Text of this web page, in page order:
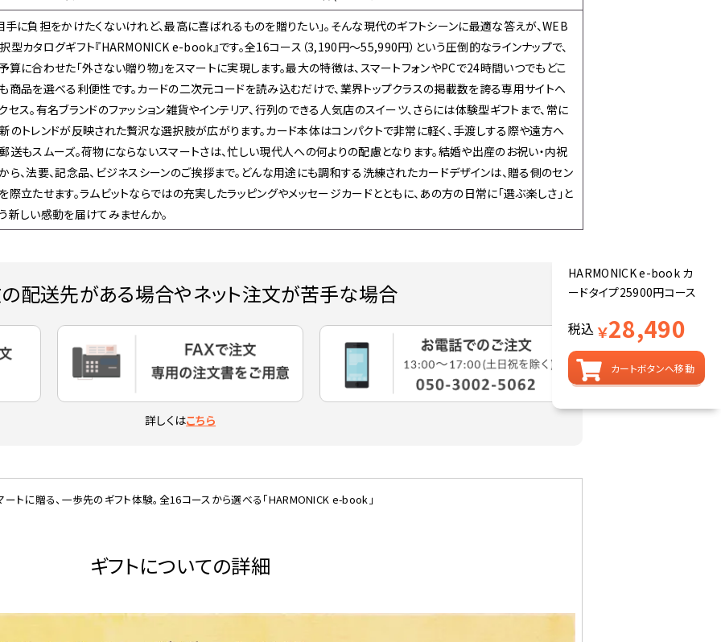
HARMONICK e-book カ
ードタイプ25900円コース
税込 ￥28,490
カートボタンへ移動
手に負担をかけたくないけれど、最高に喜ばれるものを贈りたい」。そんな現代のギフトシーンに最適な答えが、WEB
型カタログギフト『HARMONICK e-book』です。全16コース（3,190円～55,990円）という圧倒的なラインナップで、
算に合わせた「外さない贈り物」をスマートに実現します。最大の特徴は、スマートフォンやPCで24時間いつでもどこ
商品を選べる利便性です。カードの二次元コードを読み込むだけで、業界トップクラスの掲載数を誇る専用サイトへ
セス。有名ブランドのファッション雑貨やインテリア、行列のできる人気店のスイーツ、さらには体験型ギフトまで、常に
のトレンドが反映された贅沢な選択肢が広がります。カード本体はコンパクトで非常に軽く、手渡しする際や遠方へ
送もスムーズ。荷物にならないスマートさは、忙しい現代人への何よりの配慮となります。結婚や出産のお祝い・内祝
ら、法要、記念品、ビジネスシーンのご挨拶まで。どんな用途にも調和する洗練されたカードデザインは、贈る側のセン
際立たせます。ラムビットならではの充実したラッピングやメッセージカードとともに、あの方の日常に「選ぶ楽しさ」と
新しい感動を届けてみませんか。
配送先がある場合やネット注文が苦手な場合
詳しくはこちら
ートに贈る、一歩先のギフト体験。全16コースから選べる「HARMONICK e-book」
ギフトについての詳細